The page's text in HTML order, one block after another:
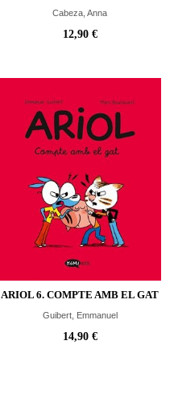
Cabeza, Anna
12,90 €
ARIOL 6. COMPTE AMB EL GAT
Guibert, Emmanuel
14,90 €